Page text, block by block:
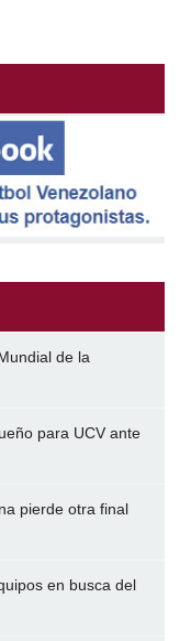
de la
para UCV ante
pierde otra final
en busca del